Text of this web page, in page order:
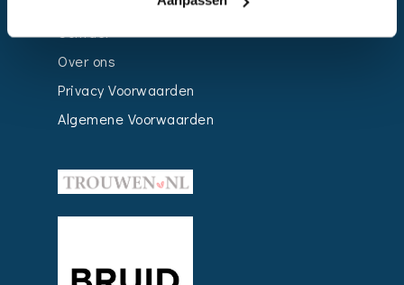
Over ons
Privacy Voorwaarden
Algemene Voorwaarden